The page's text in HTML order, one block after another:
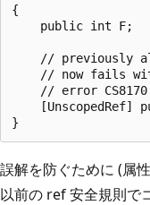
{
    public int F;
// previously
// now fails
// error
[UnscopedRef]
誤解を防ぐために (属
以前の ref 安全規則で